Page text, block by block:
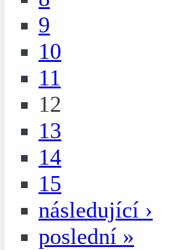
9
10
11
12
13
14
15
následující ›
poslední »